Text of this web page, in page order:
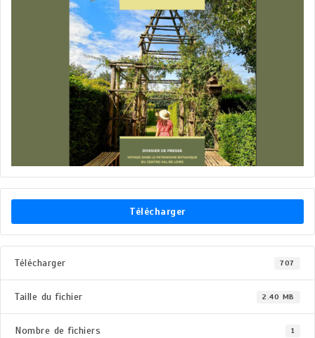
Télécharger
Télécharger 707
Taille du fichier 2.40 MB
Nombre de fichiers 1